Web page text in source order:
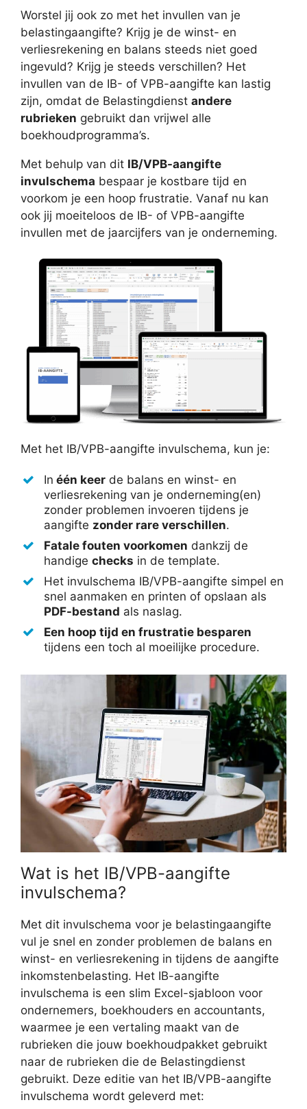
Worstel jij ook zo met het invullen van je
belastingaangifte? Krijg je de winst- en
verliesrekening en balans steeds niet goed
ingevuld? Krijg je steeds verschillen? Het
invullen van de IB- of VPB-aangifte kan lastig
zijn, omdat de Belastingdienst andere
rubrieken gebruikt dan vrijwel alle
boekhoudprogramma’s.
Met behulp van dit IB/VPB-aangifte
invulschema bespaar je kostbare tijd en
voorkom je een hoop frustratie. Vanaf nu kan
ook jij moeiteloos de IB- of VPB-aangifte
invullen met de jaarcijfers van je onderneming.
Met het IB/VPB-aangifte invulschema, kun je:
In één keer de balans en winst- en
verliesrekening van je onderneming(en)
zonder problemen invoeren tijdens je
aangifte zonder rare verschillen.
Fatale fouten voorkomen dankzij de
handige checks in de template.
Het invulschema IB/VPB-aangifte simpel en
snel aanmaken en printen of opslaan als
PDF-bestand als naslag.
Een hoop tijd en frustratie besparen
tijdens een toch al moeilijke procedure.
Wat is het IB/VPB-aangifte
invulschema?
Met dit invulschema voor je belastingaangifte
vul je snel en zonder problemen de balans en
winst- en verliesrekening in tijdens de aangifte
inkomstenbelasting. Het IB-aangifte
invulschema is een slim Excel-sjabloon voor
ondernemers, boekhouders en accountants,
waarmee je een vertaling maakt van de
rubrieken die jouw boekhoudpakket gebruikt
naar de rubrieken die de Belastingdienst
gebruikt. Deze editie van het IB/VPB-aangifte
invulschema wordt geleverd met: